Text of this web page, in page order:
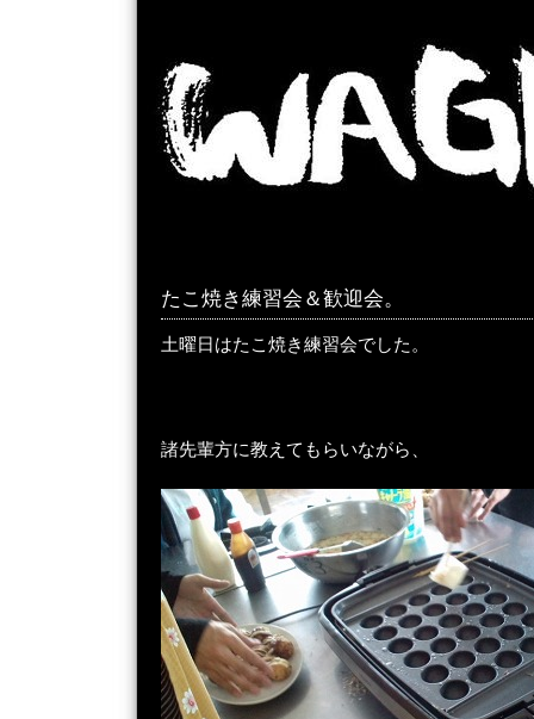
たこ焼き練習会＆歓迎会。
土曜日はたこ焼き練習会でした。
諸先輩方に教えてもらいながら、